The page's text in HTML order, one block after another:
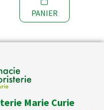
PANIER
Marie Curie